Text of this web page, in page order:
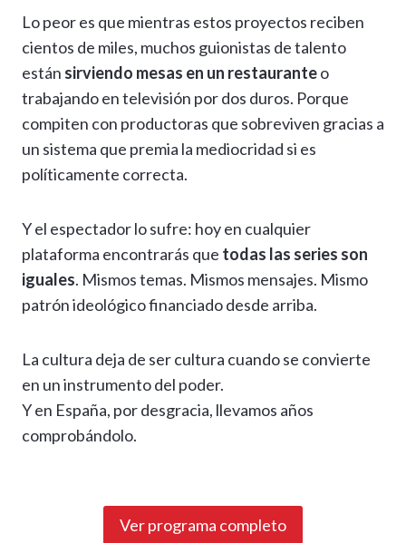
Lo peor es que mientras estos proyectos reciben
cientos de miles, muchos guionistas de talento
están sirviendo mesas en un restauranteo
trabajando en televisión por dos duros. Porque
compiten con productoras que sobreviven gracias a
un sistema que premia la mediocridad si es
políticamente correcta.
Y el espectador lo sufre: hoy en cualquier
plataforma encontrarás que todas las series son
iguales. Mismos temas. Mismos mensajes. Mismo
patrón ideológico financiado desde arriba.
La cultura deja de ser cultura cuando se convierte
en un instrumento del poder.
Y en España, por desgracia, llevamos años
comprobándolo.
Ver programa completo